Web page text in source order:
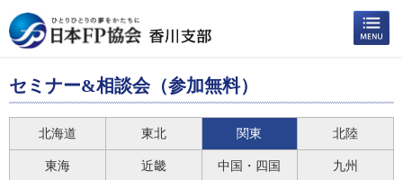
セミナー&相談会（参加無料）
北海道 東北 関東 北陸
東海 近畿 中国・四国 九州